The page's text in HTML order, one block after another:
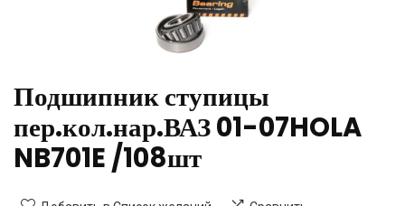
Подшипник ступицы
пер.кол.нар.ВАЗ 01-07HOLA
NB701E /108шт